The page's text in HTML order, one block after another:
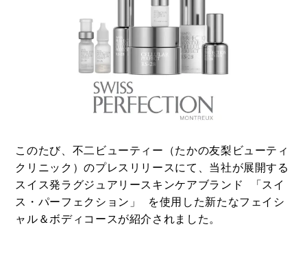
このたび、不二ビューティー（たかの友梨ビューティ
クリニック）のプレスリリースにて、当社が展開する
スイス発ラグジュアリースキンケアブランド 「スイ
ス・パーフェクション」 を使用した新たなフェイシ
ャル＆ボディコースが紹介されました。